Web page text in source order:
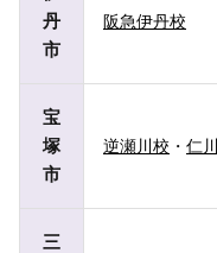
丹
市
阪急伊丹校
宝
塚
市
逆瀬川校 ・ 仁
三